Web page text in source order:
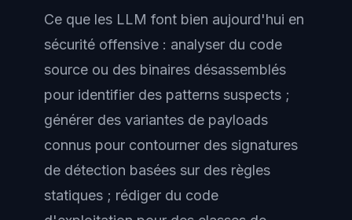
Ce que les LLM font bien aujourd'hui en
sécurité offensive : analyser du code
source ou des binaires désassemblés
pour identifier des patterns suspects ;
générer des variantes de payloads
connus pour contourner des signatures
de détection basées sur des règles
statiques ; rédiger du code